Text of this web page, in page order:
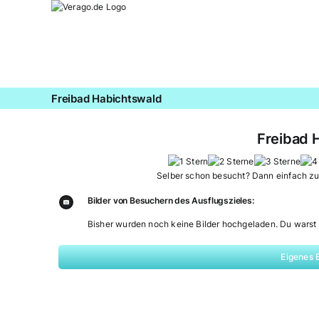
Freibad Habichtswald
Freibad
Selber schon besucht? Dann einfach
Bilder von Besuchern des Ausflugszieles:
Bisher wurden noch keine Bilder hochgeladen. Du
Eigenes